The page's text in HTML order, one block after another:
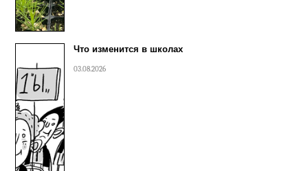
Что изменится в школах
03.08.2026